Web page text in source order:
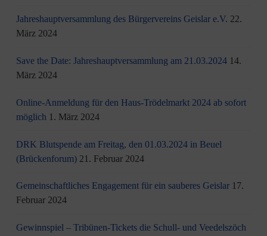
Jahreshauptversammlung des Bürgervereins Geislar e.V. 22.
März 2024
Save the Date: Jahreshauptversammlung am 21.03.2024 14.
März 2024
Online-Anmeldung für den Haus-Trödelmarkt 2024 ab sofort
möglich 1. März 2024
DRK Blutspende am Freitag, den 01.03.2024 in Beuel
(Brückenforum) 21. Februar 2024
Gemeinschaftliches Engagement für ein sauberes Geislar 17.
Februar 2024
Gewinnspiel – Tribünen-Tickets die Schull- und Veedelszöch